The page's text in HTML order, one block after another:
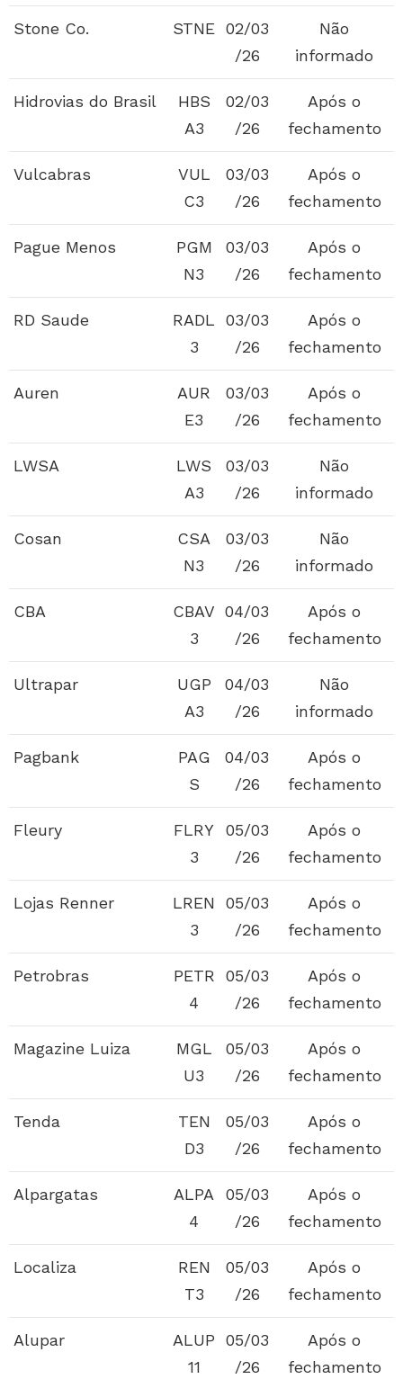
Stone Co. STNE 02/03
/26
Não
informado
Hidrovias do Brasil
HBS
A3
02/03
/26
Após o
fechamento
Vulcabras
VUL
C3
03/03
/26
Após o
fechamento
Pague Menos
PGM
N3
03/03
/26
Após o
fechamento
RD Saude
RADL
3
03/03
/26
Após o
fechamento
Auren
AUR
E3
03/03
/26
Após o
fechamento
LWSA
LWS
A3
03/03
/26
Não
informado
Cosan
CSA
N3
03/03
/26
Não
informado
CBA
CBAV
3
04/03
/26
Após o
fechamento
Ultrapar
UGP
A3
04/03
/26
Não
informado
Pagbank
PAG
S
04/03
/26
Após o
fechamento
Fleury
FLRY
3
05/03
/26
Após o
fechamento
Lojas Renner
LREN
3
05/03
/26
Após o
fechamento
Petrobras
PETR
4
05/03
/26
Após o
fechamento
Magazine Luiza
MGL
U3
05/03
/26
Após o
fechamento
Tenda
TEN
D3
05/03
/26
Após o
fechamento
Alpargatas
ALPA
4
05/03
/26
Após o
fechamento
Localiza
REN
T3
05/03
/26
Após o
fechamento
Alupar
ALUP
11
05/03
/26
Após o
fechamento